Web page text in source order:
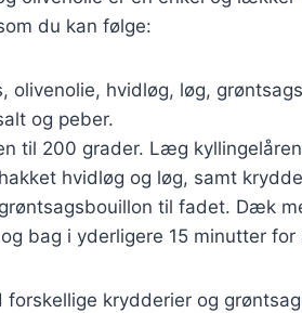
du kan følge:
olivenolie, hvidløg, løg,
og peber.
til 200 grader. Læg
hvidløg og løg, samt
til fadet. Dæk
bag i yderligere 15 minutter
forskellige krydderier og